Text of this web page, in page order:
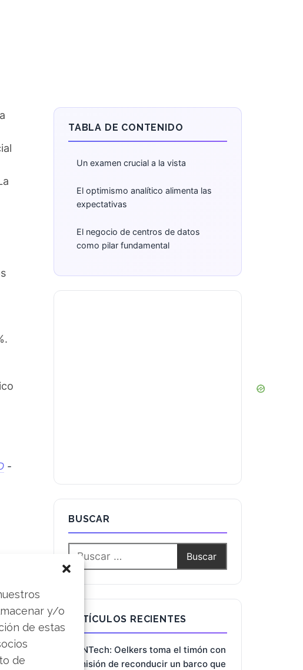
y/o
de estas
de
-
TABLA DE CONTENIDO
Un examen crucial a la vista
El optimismo analítico alimenta las
expectativas
El negocio de centros de datos
como pilar fundamental
BUSCAR
ARTÍCULOS RECIENTES
BioNTech: Oelkers toma el timón con
la misión de reconducir un barco que